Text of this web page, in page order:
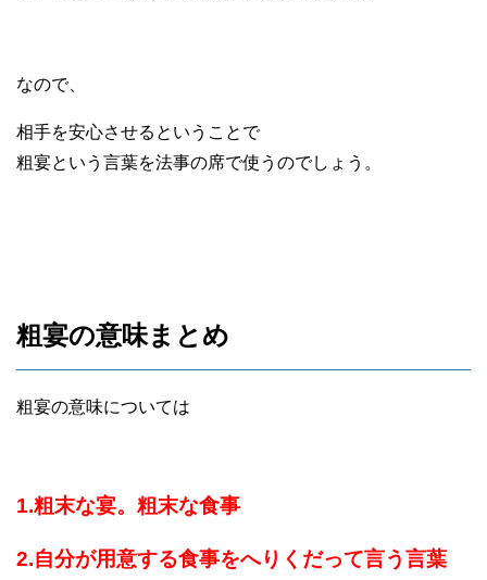
なので、
相手を安心させるということで
粗宴という言葉を法事の席で使うのでしょう。
粗宴の意味まとめ
粗宴の意味については
1.粗末な宴。粗末な食事
2.自分が用意する食事をへりくだって言う言葉